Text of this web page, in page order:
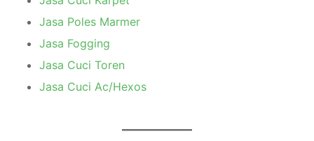
Jasa Poles Marmer
Jasa Fogging
Jasa Cuci Toren
Jasa Cuci Ac/Hexos